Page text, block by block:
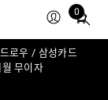
0
Total
items
in
로우 / 삼성카드
무이자